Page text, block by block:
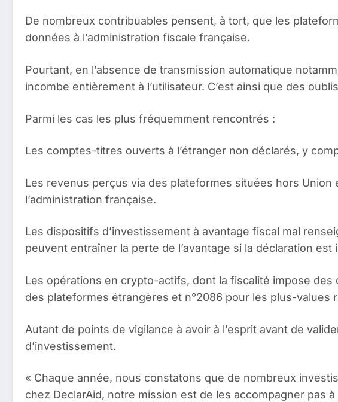
De nombreux contribuables pensent, à tort, que les
données à l’administration fiscale française.
Pourtant, en l’absence de transmission automatique
incombe entièrement à l’utilisateur. C’est ainsi que des
Parmi les cas les plus fréquemment rencontrés :
Les comptes-titres ouverts à l’étranger non déclarés, y
Les revenus perçus via des plateformes situées hors
l’administration française.
Les dispositifs d’investissement à avantage fiscal mal
peuvent entraîner la perte de l’avantage si la déclaration est
Les opérations en crypto-actifs, dont la fiscalité impose
des plateformes étrangères et n°2086 pour les plus-values
Autant de points de vigilance à avoir à l’esprit avant de
d’investissement.
« Chaque année, nous constatons que de nombreux
chez DeclarAid, notre mission est de les accompagner pas